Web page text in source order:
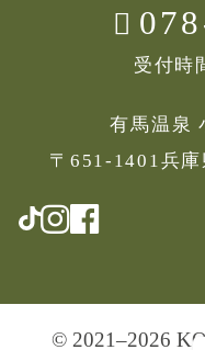
受付時
有馬温泉
〒651-1401兵
© 2021–2026